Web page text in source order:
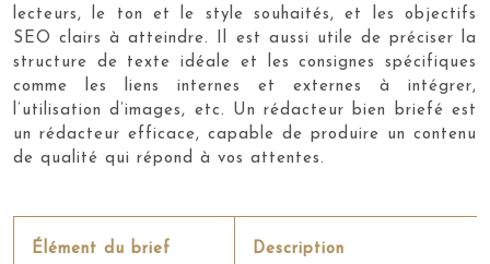
lecteurs, le ton et le style souhaités, et les objectifs
SEO clairs à atteindre. Il est aussi utile de préciser la
structure de texte idéale et les consignes spécifiques
comme les liens internes et externes à intégrer,
l’utilisation d’images, etc. Un rédacteur bien briefé est
un rédacteur efficace, capable de produire un contenu
de qualité qui répond à vos attentes.
Élément du brief Description